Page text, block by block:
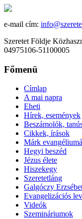
e-mail cím:
Szeretet Földje
04975106-51100005
Főmenü
Címlap
A mai napra
Eheti
Hírek, események
Beszámolók,
Cikkek, írások
Márk
Hegyi beszéd
Jézus élete
Hiszekegy
Szeretetláng
Galgóczy
Evangelizációs
Videók
Szemináriumok